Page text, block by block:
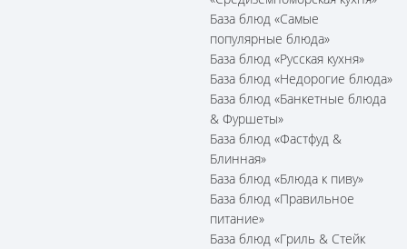
База блюд «Самые
популярные блюда»
База блюд «Русская кухня»
База блюд «Недорогие блюда»
База блюд «Банкетные блюда
& Фуршеты»
База блюд «Фастфуд &
Блинная»
База блюд «Блюда к пиву»
База блюд «Правильное
питание»
База блюд «Гриль & Стейк